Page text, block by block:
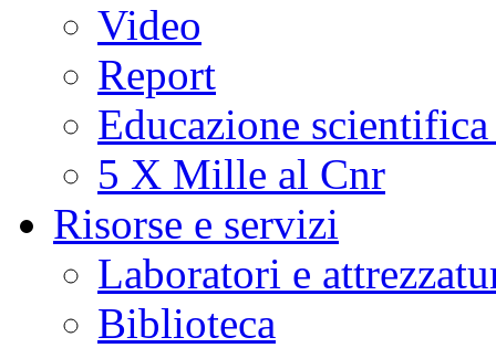
Video
Report
Educazione
5 X Mille al Cnr
Risorse e servizi
Laboratori e
Biblioteca